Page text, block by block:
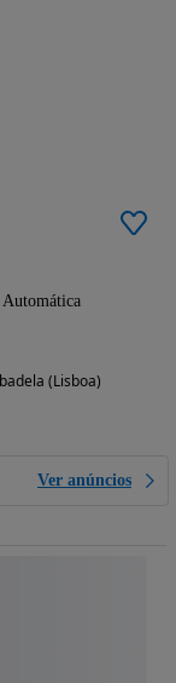
Automática
(Lisboa)
Ver anúncios